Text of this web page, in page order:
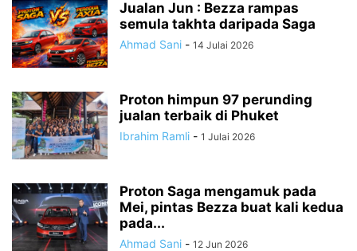
Jualan Jun : Bezza rampas
semula takhta daripada Saga
Ahmad Sani - 14 Julai 2026
Proton himpun 97 perunding
jualan terbaik di Phuket
Ibrahim Ramli - 1 Julai 2026
Proton Saga mengamuk pada
Mei, pintas Bezza buat kali kedua
pada...
Ahmad Sani - 12 Jun 2026